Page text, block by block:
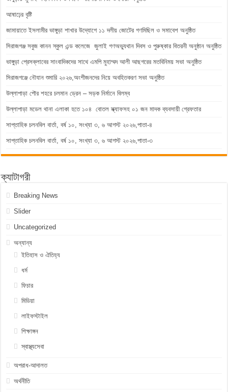
আষাঢ়ের বৃষ্টি
জামায়াতে ইসলামীর ভাঙ্গুড়া শাখার উদ্যোগে ১১ দলীয় জোটের গণমিছিল ও সমাবেশ অনুষ্ঠিত
সিরাজগঞ্জ সবুজ কানন স্কুল এন্ড কলেজে জুলাই গণঅভ্যুথান দিবস ও পুরুষ্কার বিতরনী অনুষ্ঠান অনুষ্ঠিত
ভাঙ্গুড়া প্রেসক্লাবের সাংবাদিকদের সাথে এমপি মুহাম্মদ আলী আছগরের মতবিনিময় সভা অনুষ্ঠিত
সিরাজগঞ্জে নৌযান শুমারি ২০২৬,অংশীজনদের নিয়ে অবহিতকরণ সভা অনুষ্ঠিত
উল্লাপাড়া পৌর শহরে চলমান ড্রেন – সড়ক নির্মানে বিলম্ব
উল্লাপাড়া মডেল থানা এলাকা হতে ১০৪ বোতল স্ক্যাফসহ ০১ জন মাদক ব্যবসায়ী গ্রেফতার
সাপ্তাহিক চলনবিল বার্তা, বর্ষ ১০, সংখ্যা ৩, ৬ আগস্ট ২০২৬,পাতা-৪
সাপ্তাহিক চলনবিল বার্তা, বর্ষ ১০, সংখ্যা ৩, ৬ আগস্ট ২০২৬,পাতা-৩
ক্যাটাগরী
Breaking News
Slider
Uncategorized
অন্যান্য
ইতিহাস ও ঐতিহ্য
ধর্ম
ফিচার
মিডিয়া
লাইফস্টাইল
শিক্ষাঙ্গন
স্বাস্থ্যসেবা
অপরাধ-আদালত
অর্থনীতি